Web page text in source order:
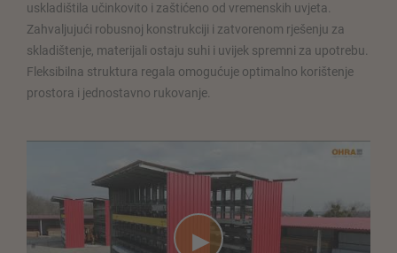
uskladištila učinkovito i zaštićeno od vremenskih uvjeta.
Zahvaljujući robusnoj konstrukciji i zatvorenom rješenju za
skladištenje, materijali ostaju suhi i uvijek spremni za upotrebu.
Fleksibilna struktura regala omogućuje optimalno korištenje
prostora i jednostavno rukovanje.